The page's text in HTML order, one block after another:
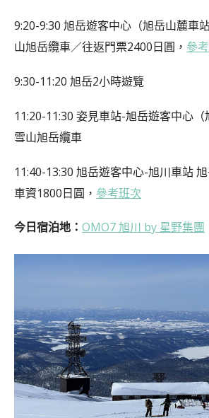
9:20-9:30 旭岳遊客中心（旭岳山麓車
山旭岳纜車／往返門票2400日圓， 參
9:30-11:20 旭岳2小時遊覽
11:20-11:30 姿見車站-旭岳遊客中心
雪山旭岳纜車
11:40-13:30 旭岳遊客中心-旭川車站
車資1800日圓， 參考班次
今日宿泊地： OMO7 旭川 by 星野集團